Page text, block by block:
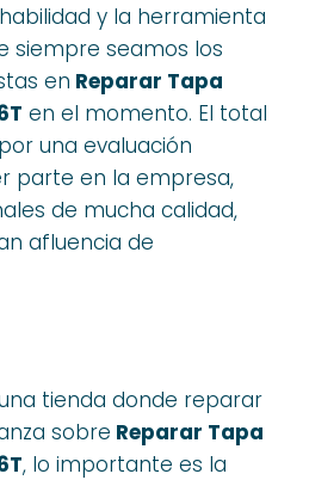
y la herramienta
siempre seamos los
en Reparar Tapa
en el momento. El total
una evaluación
parte en la empresa,
de mucha calidad,
afluencia de
tienda donde reparar
sobre Reparar Tapa
, lo importante es la